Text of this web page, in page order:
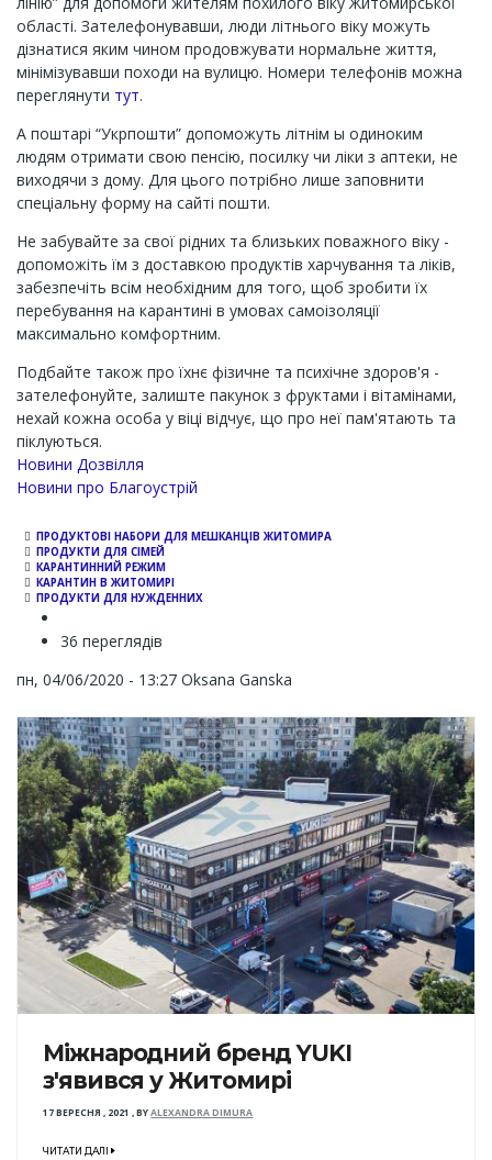
області. Зателефонувавши, люди літнього віку можуть
дізнатися яким чином продовжувати нормальне життя,
мінімізувавши походи на вулицю. Номери телефонів можна
переглянути тут.
А поштарі “Укрпошти” допоможуть літнім ы одиноким
людям отримати свою пенсію, посилку чи ліки з аптеки, не
виходячи з дому. Для цього потрібно лише заповнити
спеціальну форму на сайті пошти.
Не забувайте за свої рідних та близьких поважного віку -
допоможіть їм з доставкою продуктів харчування та ліків,
забезпечіть всім необхідним для того, щоб зробити їх
перебування на карантині в умовах самоізоляції
максимально комфортним.
Подбайте також про їхнє фізичне та психічне здоров'я -
зателефонуйте, залиште пакунок з фруктами і вітамінами,
нехай кожна особа у віці відчує, що про неї пам'ятають та
піклуються.
Новини Дозвілля
Новини про Благоустрій
ПРОДУКТОВІ НАБОРИ ДЛЯ МЕШКАНЦІВ ЖИТОМИРА
ПРОДУКТИ ДЛЯ СІМЕЙ
КАРАНТИННИЙ РЕЖИМ
КАРАНТИН В ЖИТОМИРІ
ПРОДУКТИ ДЛЯ НУЖДЕННИХ
36 переглядів
пн, 04/06/2020 - 13:27 Oksana Ganska
Міжнародний бренд YUKI
з'явився у Житомирі
17 ВЕРЕСНЯ , 2021 ,BYALEXANDRA DIMURA
ЧИТАТИ ДАЛІ